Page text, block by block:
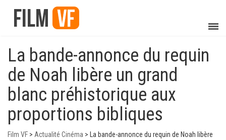
La bande-annonce du requin
de Noah libère un grand
blanc préhistorique aux
proportions bibliques
Film VF > Actualité Cinéma >
La bande-annonce du requin de Noah libère